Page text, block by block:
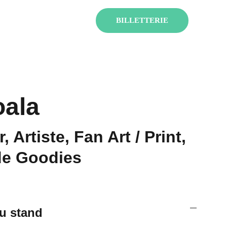
BILLETTERIE
Artiste, Fan Art / Print,
Goodies
stand